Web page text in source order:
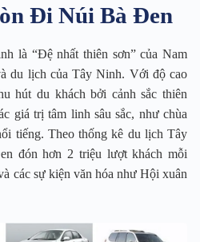
Đi Núi Bà Đen
là “Đệ nhất thiên sơn” của Nam
du lịch của Tây Ninh. Với độ cao
hút du khách bởi cảnh sắc thiên
giá trị tâm linh sâu sắc, như chùa
tiếng. Theo thống kê du lịch Tây
đón hơn 2 triệu lượt khách mỗi
các sự kiện văn hóa như Hội xuân